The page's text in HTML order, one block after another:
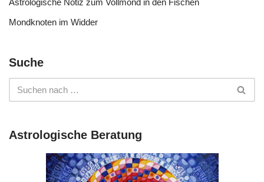
Astrologische Notiz zum Vollmond in den Fischen
Mondknoten im Widder
Suche
Astrologische Beratung